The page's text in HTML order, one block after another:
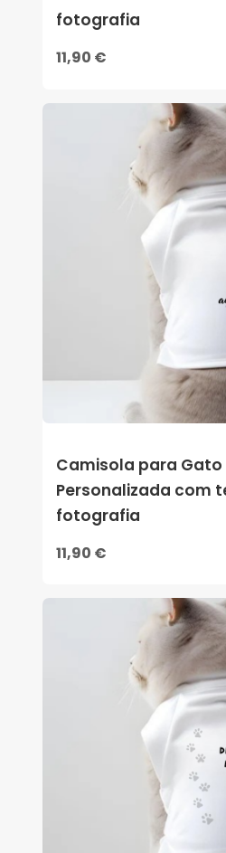
fotografia
11,90 €
Camisola para
Personalizada com
fotografia
11,90 €